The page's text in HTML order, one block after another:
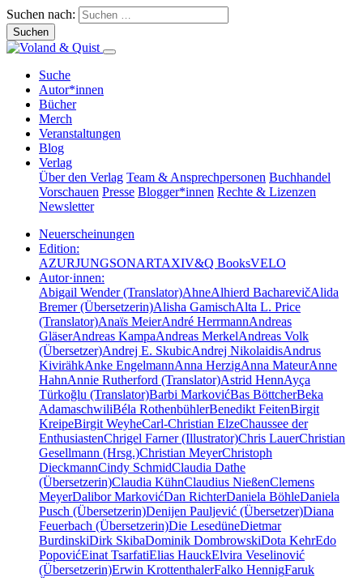
Suchen nach:
Suche
Autor*innen
Bücher
Merch
Veranstaltungen
Blog
Verlag
Über den Verlag Team & Ansprechpersonen Buchhandel
Vorschauen Presse Blogger*innen Rechte & Lizenzen
Newsletter
Neuerscheinungen
Edition:
AZURJUNGSONARTAXIV&Q BooksVELO
Autor·innen:
Abigail Wender (Translator)AhneAlhierd BacharevičAlida
Bremer (Übersetzerin)Alisha GamischAlta L. Price
(Translator)Anaïs MeierAndré HerrmannAndreas
GläserAndreas KampaAndreas MerkelAndreas Volk
(Übersetzer)Andrej E. SkubicAndrej NikolaidisAndrus
KivirähkAnke EngelmannAnna HerzigAnna MateurAnne
HahnAnnie Rutherford (Translator)Astrid HennAyça
Türkoğlu (Translator)Barbi MarkovićBas BöttcherBeka
AdamaschwiliBéla RothenbühlerBenedikt FeitenBirgit
KreipeBirgit WeyheCarl-Christian ElzeChaussee der
EnthusiastenChrigel Farner (Illustrator)Chris LauerChristian
Gesellmann (Hrsg.)Christian MeyerChristoph
DieckmannCindy SchmidClaudia Dathe
(Übersetzerin)Claudia KühnClaudius NießenClemens
MeyerDalibor MarkovićDan RichterDaniela BöhleDaniela
Pusch (Übersetzerin)Denijen Pauljević (Übersetzer)Diana
Feuerbach (Übersetzerin)Die LesedüneDietmar
BurdinskiDirk SkibaDominik DombrowskiDota KehrEdo
PopovićEinat TsarfatiElias HauckElvira Veselinović
(Übersetzerin)Erwin KrottenthalerFalko HennigFaruk